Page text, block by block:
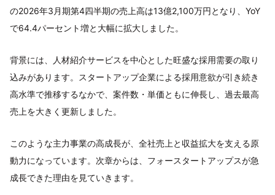
の2026年3月期第4四半期の売上高は13億2,100万円となり、YoY
で64.4パーセント増と大幅に拡大しました。
背景には、人材紹介サービスを中心とした旺盛な採用需要の取り
込みがあります。スタートアップ企業による採用意欲が引き続き
高水準で推移するなかで、案件数・単価ともに伸長し、過去最高
売上を大きく更新しました。
このような主力事業の高成長が、全社売上と収益拡大を支える原
動力になっています。次章からは、フォースタートアップスが急
成長できた理由を見ていきます。